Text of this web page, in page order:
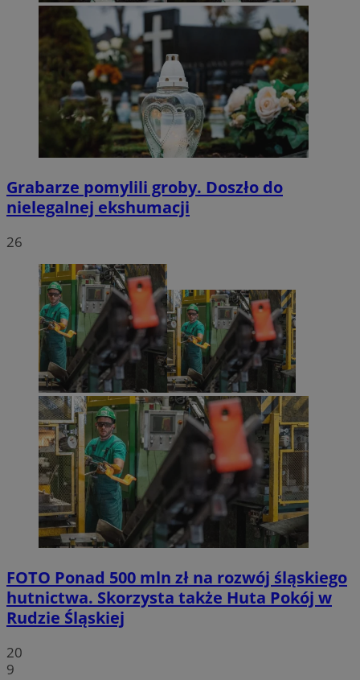
Grabarze pomylili groby. Doszło do
nielegalnej ekshumacji
26
FOTO Ponad 500 mln zł na rozwój śląskiego
hutnictwa. Skorzysta także Huta Pokój w
Rudzie Śląskiej
20
9